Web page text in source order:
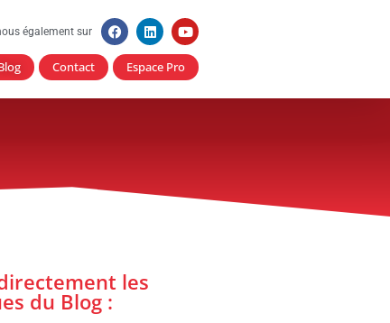
également sur
Contact Espace Pro
les
du Blog :